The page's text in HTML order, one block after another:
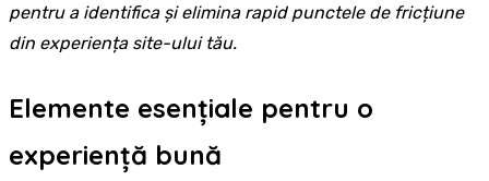
pentru a identifica și elimina rapid punctele de fricțiune
din experiența site-ului tău.
Elemente esențiale pentru o
experiență bună